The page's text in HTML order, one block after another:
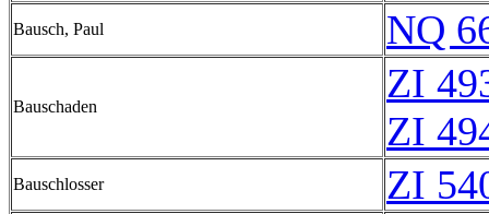
Bausch, Paul NQ
Bauschaden
ZI
ZI
Bauschlosser ZI